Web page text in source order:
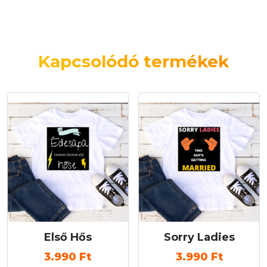
Kapcsolódó termékek
Első Hős
3.990 Ft
Sorry Ladies
3.990 Ft